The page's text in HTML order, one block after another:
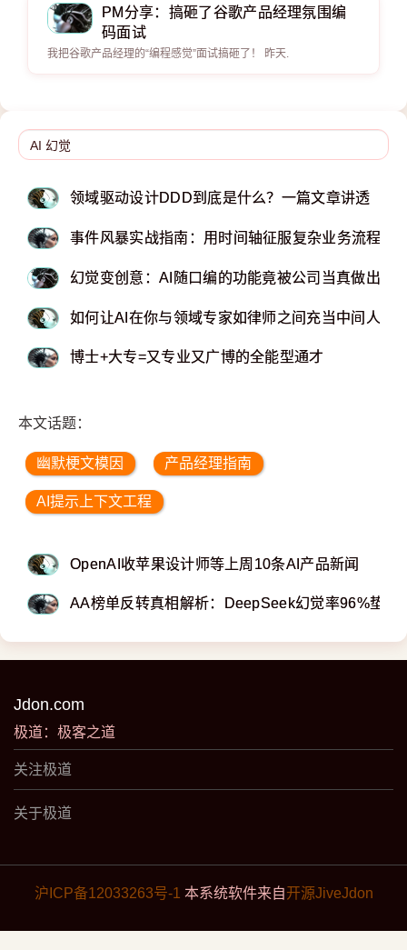
PM分享：搞砸了谷歌产品经理氛围编
码面试
我把谷歌产品经理的“编程感觉”面试搞砸了！ 昨天.
领域驱动设计DDD到底是什么？一篇文章讲透
事件风暴实战指南：用时间轴征服复杂业务流程
幻觉变创意：AI随口编的功能竟被公司当真做出
如何让AI在你与领域专家如律师之间充当中间人
博士+大专=又专业又广博的全能型通才
本文话题：
幽默梗文模因 产品经理指南
AI提示上下文工程
OpenAI收苹果设计师等上周10条AI产品新闻
AA榜单反转真相解析：DeepSeek幻觉率96%垫底
Jdon.com
极道：极客之道
关注极道
关于极道
沪ICP备12033263号-1 本系统软件来自开源JiveJdon